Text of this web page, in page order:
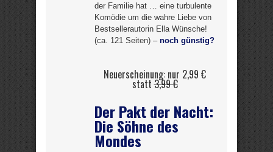
der Familie hat … eine turbulente
Komödie um die wahre Liebe von
Bestsellerautorin Ella Wünsche!
(ca. 121 Seiten) – noch günstig?
Neuerscheinung: nur 2,99 €
statt3,99 €
Der Pakt der Nacht:
Die Söhne des
Mondes